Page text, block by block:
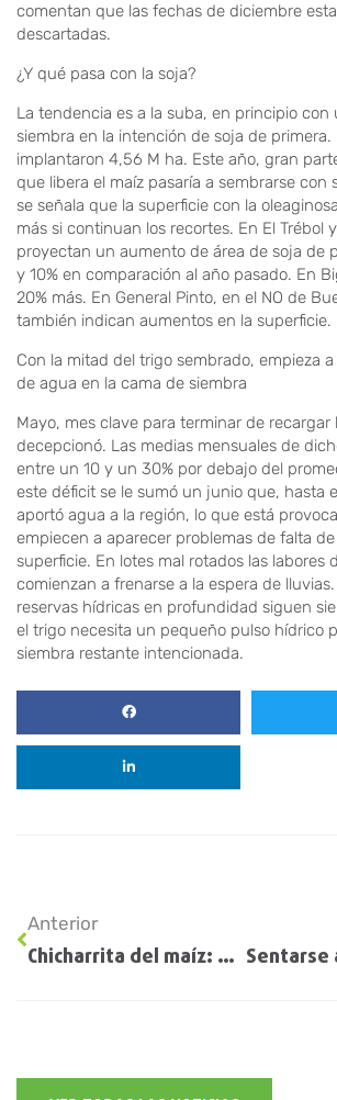
comentan que las fechas de diciembre
descartadas.
¿Y qué pasa con la soja?
La tendencia es a la suba, en principio con
siembra en la intención de soja de primera.
implantaron 4,56 M ha. Este año, gran
que libera el maíz pasaría a sembrarse con
se señala que la superficie con la
más si continuan los recortes. En El Trébol
proyectan un aumento de área de soja de
y 10% en comparación al año pasado. En
20% más. En General Pinto, en el NO de
también indican aumentos en la superficie.
Con la mitad del trigo sembrado, empieza
de agua en la cama de siembra
Mayo, mes clave para terminar de recargar
decepcionó. Las medias mensuales de
entre un 10 y un 30% por debajo del
este déficit se le sumó un junio que, hasta
aportó agua a la región, lo que está
empiecen a aparecer problemas de falta
superficie. En lotes mal rotados las labores
comienzan a frenarse a la espera de
reservas hídricas en profundidad siguen
el trigo necesita un pequeño pulso hídrico
siembra restante intencionada.
Anterior
Chicharrita del maíz: el Senasa aprobó el uso del bioinsecticida que tuvo mayor eficacia en Brasil